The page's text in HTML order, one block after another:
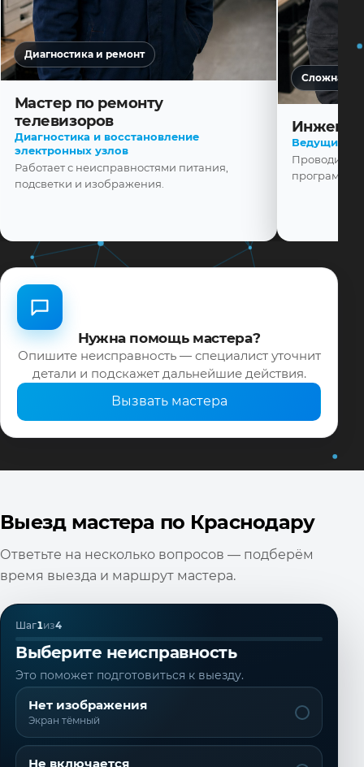
Диагностика и ремонт
Мастер по ремонту
телевизоров
Диагностика и восстановление
электронных узлов
Работает с неисправностями питания,
подсветки и изображения.
Сложная
Ведущий
Проводит
Нужна помощь мастера?
Опишите неисправность — специалист уточнит
детали и подскажет дальнейшие действия.
Вызвать мастера
Выезд мастера по Краснодару
Ответьте на несколько вопросов — подберём
время выезда и маршрут мастера.
Шаг1из4
Выберите неисправность
Это поможет подготовиться к выезду.
Нет изображения
Экран тёмный
Не включается